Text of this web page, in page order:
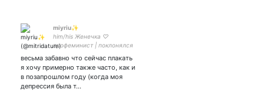
miyriu✨
him/his Женечка ♡
профеминист | поклонялся
МОГИИ | целая куча
фендомов |
весьма забавно что сейчас плакать
я хочу примерно также часто, как и
в позапрошлом году (когда моя
депрессия была т…